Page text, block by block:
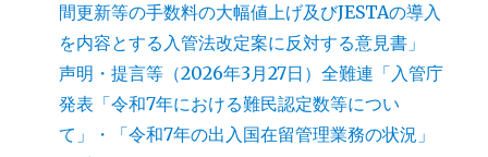
間更新等の手数料の大幅値上げ及びJESTAの導入
を内容とする入管法改定案に反対する意見書」
声明・提言等（2026年3月27日）全難連「入管庁
発表「令和7年における難民認定数等につい
て」・「令和7年の出入国在留管理業務の状況」